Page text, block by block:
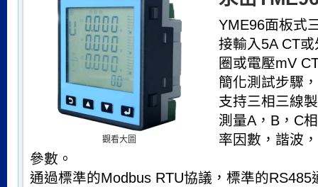
觀看大圖
YME96面板式
接輸入5A CT
圈或電壓mV
簡化測試步驟
支持三相三線
測量A，B，C
率因數，諧波
參數。
通過標準的Modbus RTU協議，標準的